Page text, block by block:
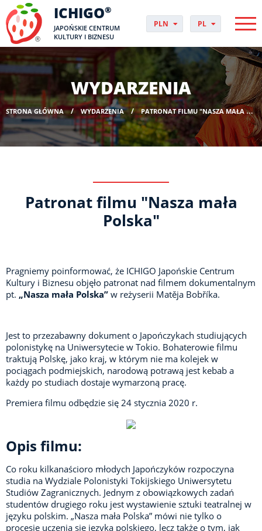
ICHIGO®
JAPOŃSKIE CENTRUM
KULTURY I BIZNESU
PLN
USD
CHF
DKK
NOK
SEK
HUF
PL
DA
DE
EN
ES
FR
HR
HU
PT
WYDARZENIA
STRONA GŁÓWNA WYDARZENIA PATRONAT FILMU "NASZA MAŁA POLSKA"
Patronat filmu "Nasza mała
Polska"
Pragniemy poinformować, że ICHIGO Japońskie Centrum
Kultury i Biznesu objęło patronat nad filmem dokumentalnym
pt. „Nasza mała Polska” w reżyserii Matěja Bobříka.
Jest to przezabawny dokument o Japończykach studiujących
polonistykę na Uniwersytecie w Tokio. Bohaterowie filmu
traktują Polskę, jako kraj, w którym nie ma kolejek w
pociągach podmiejskich, narodową potrawą jest kebab a
każdy po studiach dostaje wymarzoną pracę.
Premiera filmu odbędzie się 24 stycznia 2020 r.
Opis filmu:
Co roku kilkanaścioro młodych Japończyków rozpoczyna
studia na Wydziale Polonistyki Tokijskiego Uniwersytetu
Studiów Zagranicznych. Jednym z obowiązkowych zadań
studentów drugiego roku jest wystawienie sztuki teatralnej w
języku polskim. „Nasza mała Polska” mówi nie tylko o
procesie uczenia się języka polskiego, lecz także o tym, jak